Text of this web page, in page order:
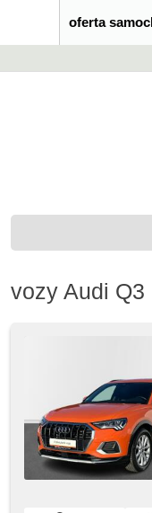
oferta
vozy Audi